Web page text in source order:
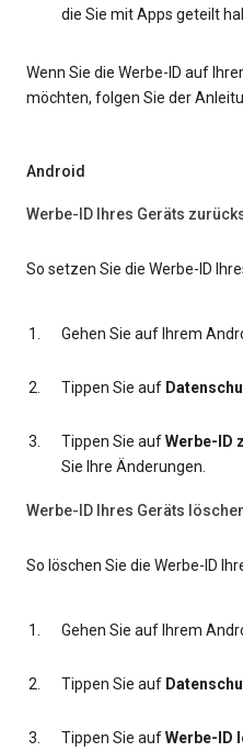
die Sie mit Apps geteilt
Wenn Sie die Werbe-ID auf
möchten, folgen Sie der
Android
Werbe-ID Ihres Geräts
So setzen Sie die Werbe-ID
Gehen Sie auf Ihrem
Tippen Sie auf
Tippen Sie aufWerbe-ID
Sie Ihre Änderungen.
Werbe-ID Ihres Geräts
So löschen Sie die Werbe-ID
Gehen Sie auf Ihrem
Tippen Sie auf
Tippen Sie aufWerbe-ID